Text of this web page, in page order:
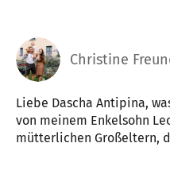
Christine
Liebe Dascha Antipina,
von meinem Enkelsohn
mütterlichen Großeltern,